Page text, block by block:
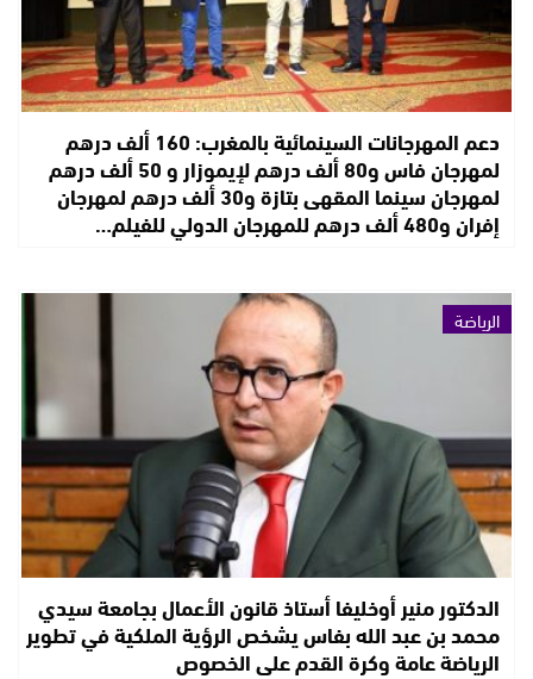
دعم المهرجانات السينمائية بالمغرب: 160 ألف درهم
لمهرجان فاس و80 ألف درهم لإيموزار و 50 ألف درهم
لمهرجان سينما المقهى بتازة و30 ألف درهم لمهرجان
إفران و480 ألف درهم للمهرجان الدولي للفيلم…
الرياضة
الدكتور منير أوخليفا أستاذ قانون الأعمال بجامعة سيدي
محمد بن عبد الله بفاس يشخص الرؤية الملكية في تطوير
الرياضة عامة وكرة القدم على الخصوص